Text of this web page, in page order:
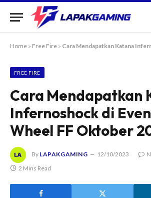
Home » Free Fire » Cara Mendapatkan Katana Infernoshock di
FREE FIRE
Cara Mendapatkan
Infernoshock di
Wheel FF Oktober
By LAPAKGAMING 12/10/2023
2 Mins Read